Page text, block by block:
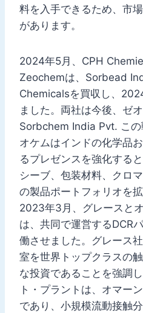
料を入手できるため、市
があります。
2024年5月、CPH
Zeochemは、Sorbead
Chemicalsを買収し、
ました。両社は今後、ゼ
Sorbchem India Pvt. こ
オケムはインドの化学品
るプレゼンスを強化する
シーブ、包装材料、クロ
の製品ポートフォリオを拡
2023年3月、グレースと
は、共同で運営するDCR
働させました。グレース
室を世界トップクラスの
な投資であることを強調
ト・プラントは、オマー
であり、小規模流動接触